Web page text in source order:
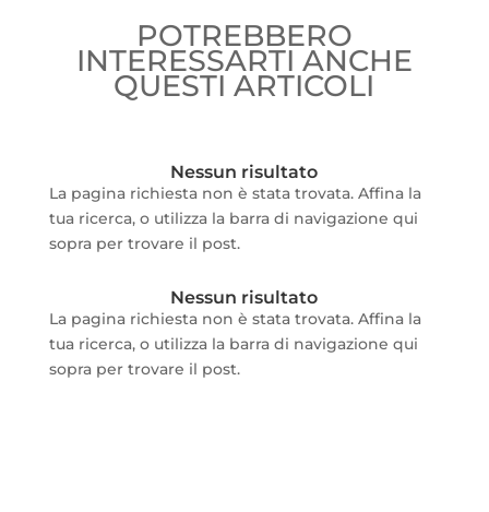
POTREBBERO
INTERESSARTI ANCHE
QUESTI ARTICOLI
Nessun risultato
La pagina richiesta non è stata trovata. Affina la
tua ricerca, o utilizza la barra di navigazione qui
sopra per trovare il post.
Nessun risultato
La pagina richiesta non è stata trovata. Affina la
tua ricerca, o utilizza la barra di navigazione qui
sopra per trovare il post.